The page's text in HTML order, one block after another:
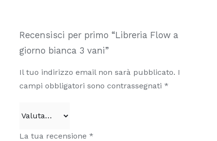
del
prodotto
Recensisci per primo “Libreria Flow a
giorno bianca 3 vani”
Il tuo indirizzo email non sarà pubblicato. I
campi obbligatori sono contrassegnati *
La tua recensione *